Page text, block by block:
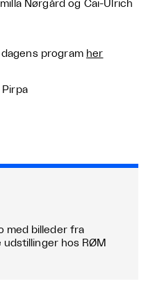
Nørgård og Cai-Ulrich
program her
Pirpa
med billeder fra
udstillinger hos RØM